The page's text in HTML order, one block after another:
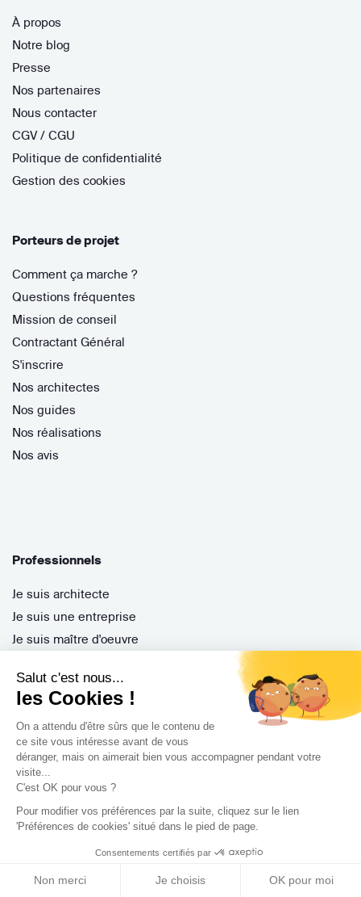
Salut c'est nous...
les Cookies !
On a attendu d'être sûrs que le contenu de
ce site vous intéresse avant de vous
déranger, mais on aimerait bien vous accompagner pendant votre
visite...
C'est OK pour vous ?
Pour modifier vos préférences par la suite, cliquez sur le lien
'Préférences de cookies' situé dans le pied de page.
Consentements certifiés par
Non merci Je choisis OK pour moi
À propos
Notre blog
Presse
Nos partenaires
Nous contacter
CGV / CGU
Politique de confidentialité
Gestion des cookies
Porteurs de projet
Comment ça marche ?
Questions fréquentes
Mission de conseil
Contractant Général
S'inscrire
Nos architectes
Nos guides
Nos réalisations
Nos avis
Professionnels
Je suis architecte
Je suis une entreprise
Je suis maître d'oeuvre
Je suis décorateur
Je suis un paysagiste
Je suis contractant général
Inscription pro
Parrainer ses entreprises
Gérer ses appels d'offres
Encaisser ses factures